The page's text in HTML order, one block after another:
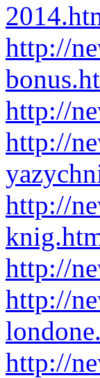
http://
http://
http://
http://
http://
http://
http://